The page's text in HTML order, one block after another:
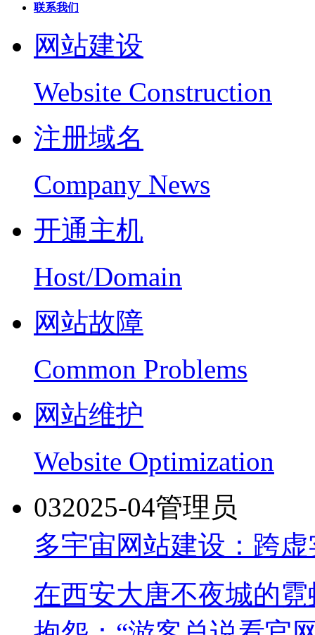
联系我们
网站建设
Website Construction
注册域名
Company News
开通主机
Host/Domain
网站故障
Common Problems
网站维护
Website Optimization
032025-04管理员
多宇宙网站建设：跨
在西安大唐不夜城的